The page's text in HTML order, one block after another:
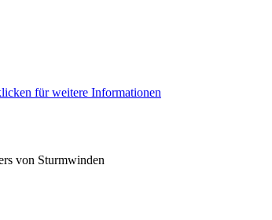
für weitere Informationen
von Sturmwinden